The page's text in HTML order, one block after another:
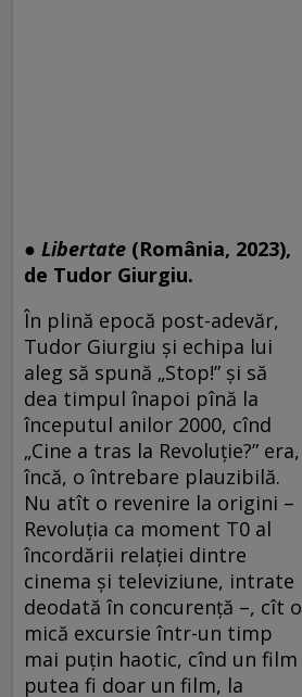
● Libertate (România, 2023),
de Tudor Giurgiu.
În plină epocă post-adevăr,
Tudor Giurgiu și echipa lui
aleg să spună „Stop!” și să
dea timpul înapoi pînă la
începutul anilor 2000, cînd
„Cine a tras la Revoluție?” era,
încă, o întrebare plauzibilă.
Nu atît o revenire la origini –
Revoluția ca moment T0 al
încordării relației dintre
cinema și televiziune, intrate
deodată în concurență –, cît o
mică excursie într-un timp
mai puțin haotic, cînd un film
putea fi doar un film, la